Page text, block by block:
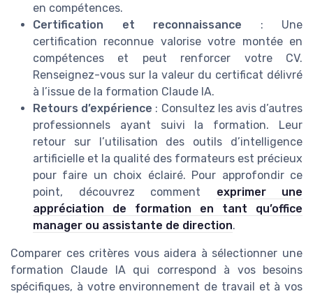
en compétences.
Certification et reconnaissance : Une
certification reconnue valorise votre montée en
compétences et peut renforcer votre CV.
Renseignez-vous sur la valeur du certificat délivré
à l’issue de la formation Claude IA.
Retours d’expérience : Consultez les avis d’autres
professionnels ayant suivi la formation. Leur
retour sur l’utilisation des outils d’intelligence
artificielle et la qualité des formateurs est précieux
pour faire un choix éclairé. Pour approfondir ce
point, découvrez comment exprimer une
appréciation de formation en tant qu’office
manager ou assistante de direction.
Comparer ces critères vous aidera à sélectionner une
formation Claude IA qui correspond à vos besoins
spécifiques, à votre environnement de travail et à vos